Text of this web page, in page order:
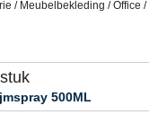
/ Meubelbekleding / Office /
500ML